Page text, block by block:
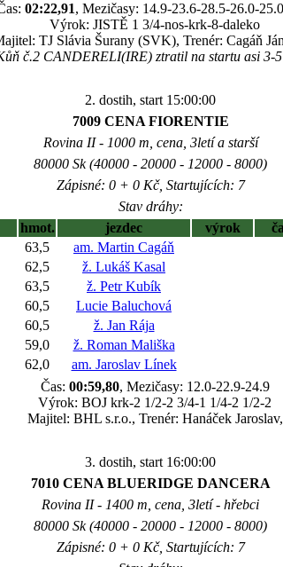
02:22,91, Mezičasy: 14.9-23.6-28.5-26.0-
Výrok: JISTĚ 1 3/4-nos-krk-8-daleko
TJ Slávia Šurany (SVK), Trenér: Cagáň
č.2 CANDERELI(IRE) ztratil na startu asi 3-5
2. dostih, start 15:00:00
7009 CENA FIORENTIE
Rovina II - 1000 m, cena, 3letí a starší
80000 Sk (40000 - 20000 - 12000 - 8000)
Zápisné: 0 + 0 Kč, Startujících: 7
Stav dráhy:
hmot. jezdec výrok
63,5 am. Martin Cagáň
62,5 ž. Lukáš Kasal
63,5 ž. Petr Kubík
60,5 Lucie Baluchová
60,5 ž. Jan Rája
59,0 ž. Roman Mališka
62,0 am. Jaroslav Línek
Čas: 00:59,80, Mezičasy: 12.0-22.9-24.9
Výrok: BOJ krk-2 1/2-2 3/4-1 1/4-2 1/2-2
Majitel: BHL s.r.o., Trenér: Hanáček Jaroslav,
3. dostih, start 16:00:00
7010 CENA BLUERIDGE DANCERA
Rovina II - 1400 m, cena, 3letí - hřebci
80000 Sk (40000 - 20000 - 12000 - 8000)
Zápisné: 0 + 0 Kč, Startujících: 7